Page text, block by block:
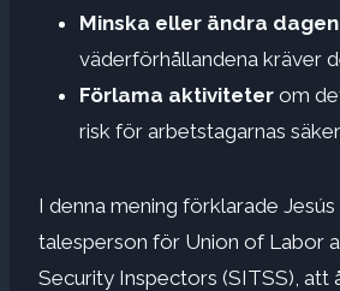
Minska eller ändra dagen
väderförhållandena kräver
Förlama aktiviteter om
risk för arbetstagarnas
I denna mening förklarade Jesús
talesperson för Union of Labor
Security Inspectors (SITSS), att